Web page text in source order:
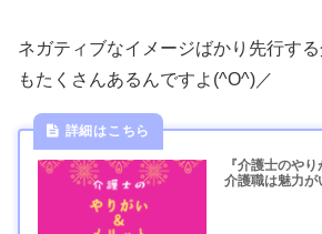
ネガティブなイメージばかり先行す
もたくさんあるんですよ(^O^)／
『介護士のや
介護職は魅力が